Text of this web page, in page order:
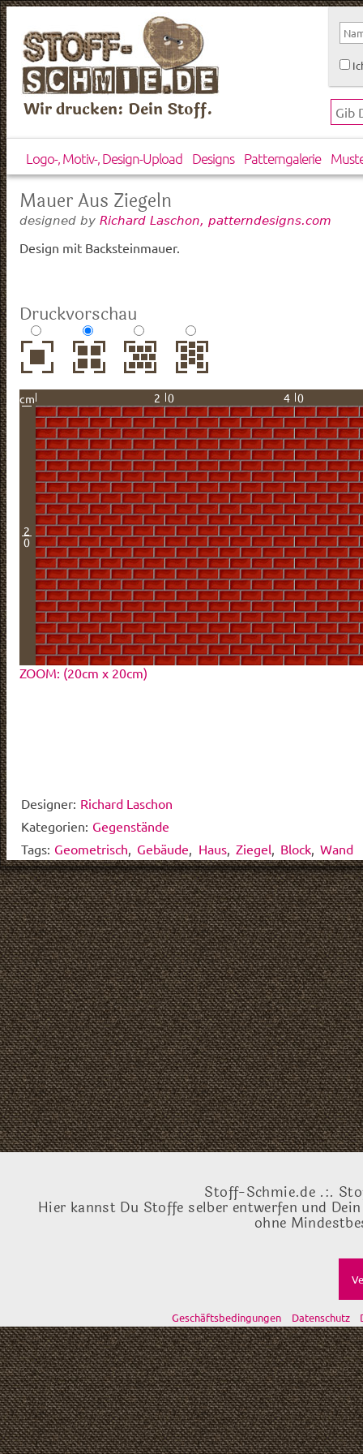
Wir drucken: Dein Stoff.
Logo-, Motiv-, Design-Upload Designs Patterngalerie
Mauer Aus Ziegeln
designed by Richard Laschon, patterndesigns.com
Design mit Backsteinmauer.
Druckvorschau
cm 20 40
2
0
ZOOM: (20cm x 20cm)
Designer: Richard Laschon
Kategorien: Gegenstände
Tags: Geometrisch Gebäude Haus, Ziegel Block, Wand
Stoff-Schmie.de .:.
Hier kannst Du Stoffe selber entwerfen und
ohne
Geschäftsbedingungen Datenschutz